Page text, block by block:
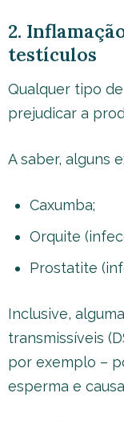
2.
testículos
Qualquer tipo
prejudicar a
A saber, alguns
Caxumba;
Orquite
Prostatite
Inclusive,
transmissíveis
por exemplo –
esperma e